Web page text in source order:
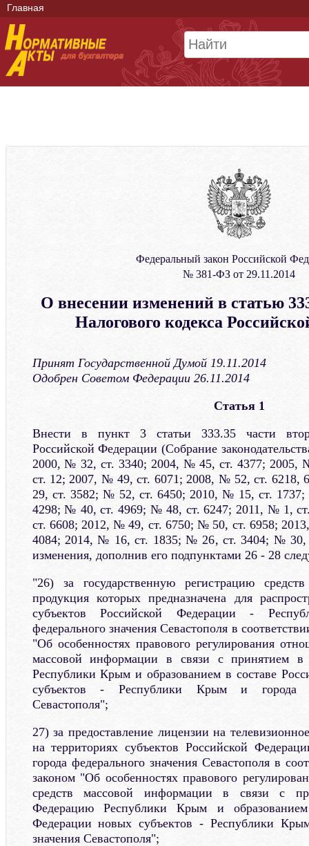
Главная
Федеральный закон Российской
№ 381-ФЗ от 29.11.2014
О внесении изменений в статью
Налогового кодекса
Принят Государственной Думой 19.11.2014
Одобрен Советом Федерации 26.11.2014
Статья 1
Внести в пункт 3 статьи 333.35 части
Российской Федерации (Собрание
2000, № 32, ст. 3340; 2004, № 45, ст. 4377; 2005,
ст. 12; 2007, № 49, ст. 6071; 2008, № 52, ст.
29, ст. 3582; № 52, ст. 6450; 2010, № 15, ст.
4298; № 40, ст. 4969; № 48, ст. 6247; 2011, № 1,
ст. 6608; 2012, № 49, ст. 6750; № 50, ст. 6958;
4084; 2014, № 16, ст. 1835; № 26, ст. 3404; № 30,
изменения, дополнив его подпунктами 26 - 28
"26) за государственную регистрацию
продукция которых предназначена для
субъектов Российской Федерации -
федерального значения Севастополя в
"Об особенностях правового регулирования
массовой информации в связи с принятием в
Республики Крым и образованием в составе
субъектов - Республики Крым и города
Севастополя";
27) за предоставление лицензии на
на территориях субъектов Российской
города федерального значения Севастополя в
законом "Об особенностях правового
средств массовой информации в связи с
Федерацию Республики Крым и
Федерации новых субъектов - Республики
значения Севастополя";